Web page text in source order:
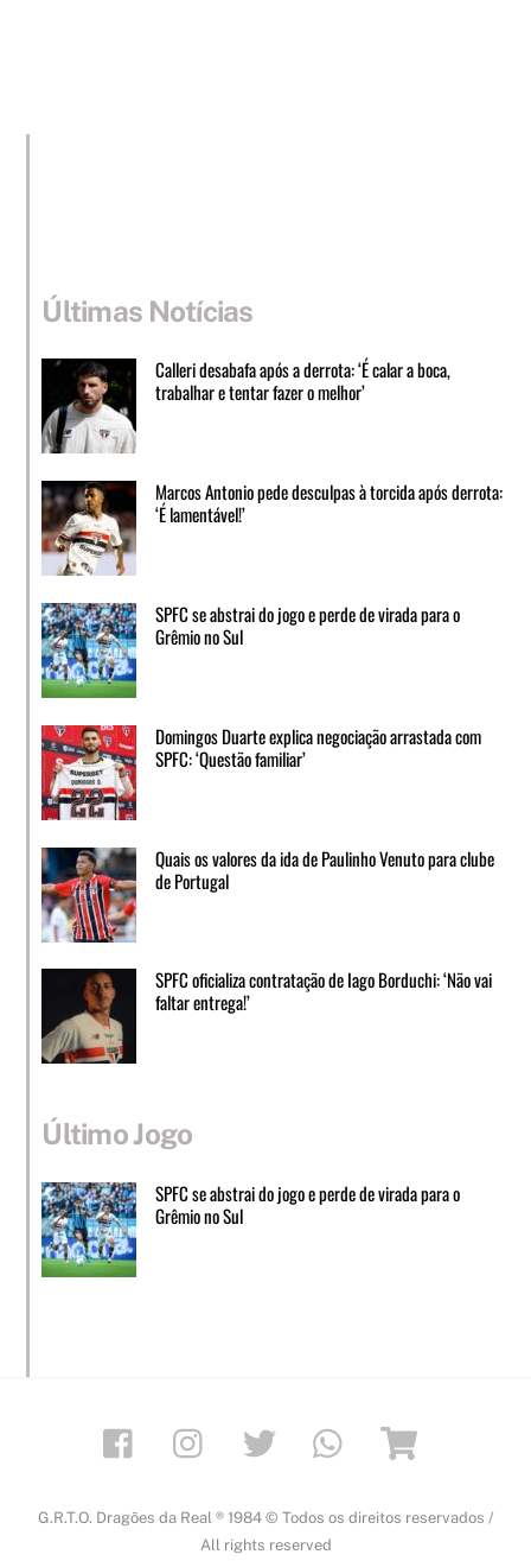
Últimas Notícias
Calleri desabafa após a derrota: ‘É calar a boca,
trabalhar e tentar fazer o melhor’
Marcos Antonio pede desculpas à torcida após derrota:
‘É lamentável!’
SPFC se abstrai do jogo e perde de virada para o
Grêmio no Sul
Domingos Duarte explica negociação arrastada com
SPFC: ‘Questão familiar’
Quais os valores da ida de Paulinho Venuto para clube
de Portugal
SPFC oficializa contratação de Iago Borduchi: ‘Não vai
faltar entrega!’
Último Jogo
SPFC se abstrai do jogo e perde de virada para o
Grêmio no Sul
Facebook Instagram Twitter Whatsapp
G.R.T.O. Dragões da Real ® 1984 © Todos os direitos reservados /
All rights reserved